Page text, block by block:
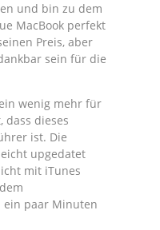
und bin zu dem
MacBook perfekt
Preis, aber
sein für die
wenig mehr für
dass dieses
ist. Die
upgedatet
mit iTunes
paar Minuten